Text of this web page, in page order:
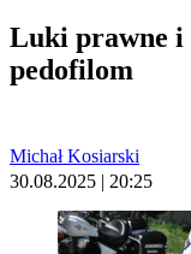
Luki prawne
pedofilom
Michał Kosiarski
30.08.2025 | 20:25